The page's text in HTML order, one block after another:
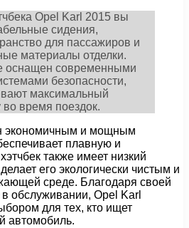
Opel Karl 2015 вы
сидения,
для пассажиров и
материалы отделки.
оснащен современными
безопасности,
максимальный
время поездок.
экономичным и мощным
плавную и
также имеет низкий
его экологически чистым и
среде. Благодаря своей
обслуживании, Opel Karl
для тех, кто ищет
автомобиль.